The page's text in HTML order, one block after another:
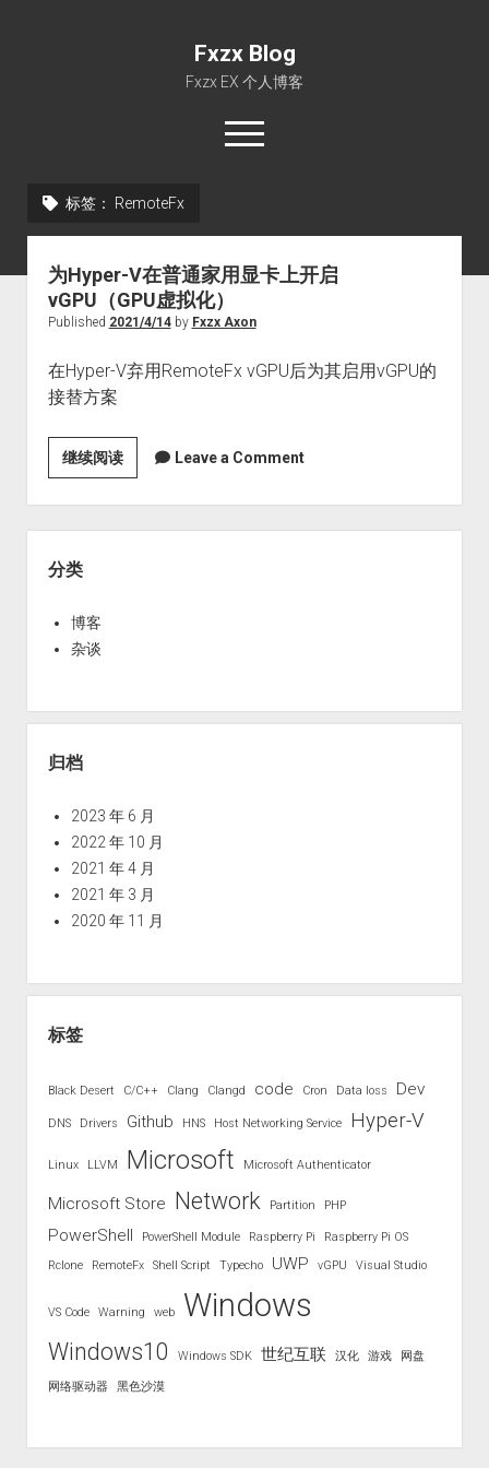
Fxzx Blog
Fxzx EX 个人博客
open
menu
文章
关于
标签： RemoteFx
为Hyper-V在普通家用显卡上开启
vGPU（GPU虚拟化）
Published 2021/4/14by Fxzx Axon
在Hyper-V弃用RemoteFx vGPU后为其启用vGPU的
接替方案
继续阅读为
Hyper-
V
在
虚
拟
化）
Leave a Comment
分类
博客
杂谈
归档
2023 年 6 月
2022 年 10 月
2021 年 4 月
2021 年 3 月
2020 年 11 月
标签
Black Desert C/C++ Clang Clangd code Cron Data loss Dev
DNS Drivers Github HNS Host Networking Service Hyper-V
Linux LLVM Microsoft Microsoft Authenticator
Microsoft Store Network Partition PHP
PowerShell PowerShell Module Raspberry Pi
Raspberry Pi OS
Rclone
RemoteFx Shell Script Typecho UWP vGPU Visual Studio
VS Code Warning web Windows
Windows10 Windows SDK 世纪互联 汉化 游戏 网盘
网络驱动器 黑色沙漠